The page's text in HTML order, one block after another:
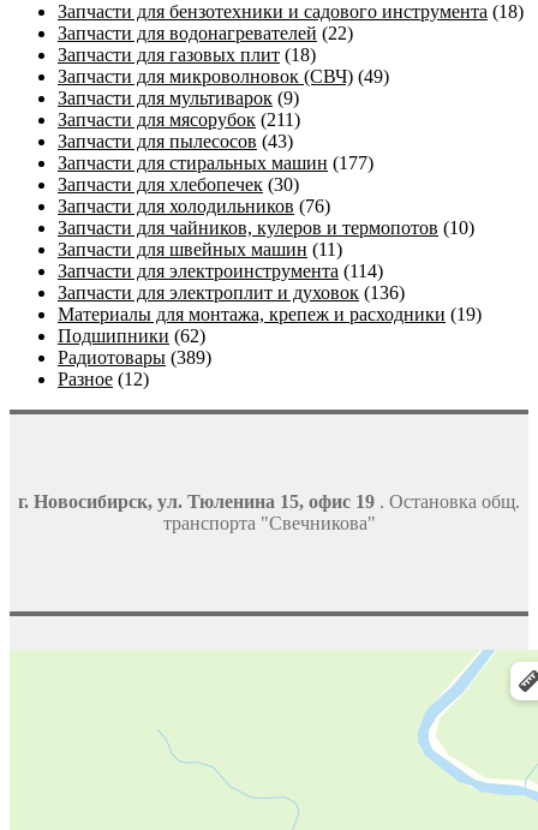
Запчасти для бензотехники и садового инструмента (18)
Запчасти для водонагревателей (22)
Запчасти для газовых плит (18)
Запчасти для микроволновок (СВЧ) (49)
Запчасти для мультиварок (9)
Запчасти для мясорубок (211)
Запчасти для пылесосов (43)
Запчасти для стиральных машин (177)
Запчасти для хлебопечек (30)
Запчасти для холодильников (76)
Запчасти для чайников, кулеров и термопотов (10)
Запчасти для швейных машин (11)
Запчасти для электроинструмента (114)
Запчасти для электроплит и духовок (136)
Материалы для монтажа, крепеж и расходники (19)
Подшипники (62)
Радиотовары (389)
Разное (12)
г. Новосибирск, ул. Тюленина 15, офис 19 . Остановка общ.
транспорта "Свечникова"